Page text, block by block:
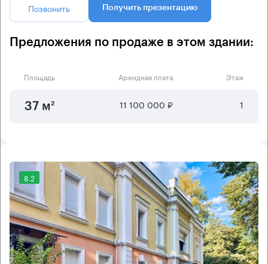
Позвонить Получить презентацию
Предложения по продаже в этом здании:
Площадь Арендная плата Этаж
37 м² 11 100 000 ₽ 1
8.2